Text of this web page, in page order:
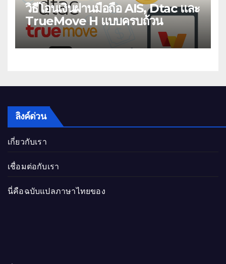
วิธีโอนเงินผ่านมือถือ AIS, Dtac และ
TrueMove H แบบครบถ้วน
ลิงค์ด่วน
เกี่ยวกับเรา
เชื่อมต่อกับเรา
นี่คือฉบับแปลภาษาไทยของ